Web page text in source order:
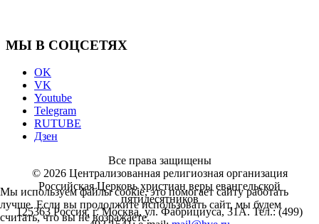
МЫ В СОЦСЕТЯХ
OK
VK
Youtube
Telegram
RUTUBE
Дзен
Все права защищены
© 2026 Централизованная религиозная организация
Российская Церковь христиан веры евангельской
пятидесятников
125363 Россия, г. Москва, ул. Фабрициуса, 31А. Тел.: (499)
Мы используем файлы cookie, это помогает сайту работать
лучше. Если вы продолжите использовать сайт, мы будем
считать, что вы не возражаете.